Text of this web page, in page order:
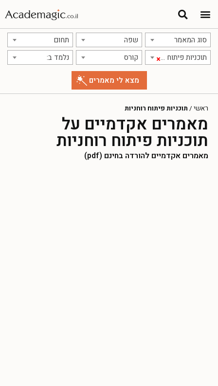
סוג המאמר שפה תחום
×תוכניות פיתוח רוחניות קורס נלמד ב:
ראשי / תוכניות פיתוח רוחניות
מאמרים אקדמיים על
תוכניות פיתוח רוחניות
מאמרים אקדמיים להורדה בחינם (pdf)